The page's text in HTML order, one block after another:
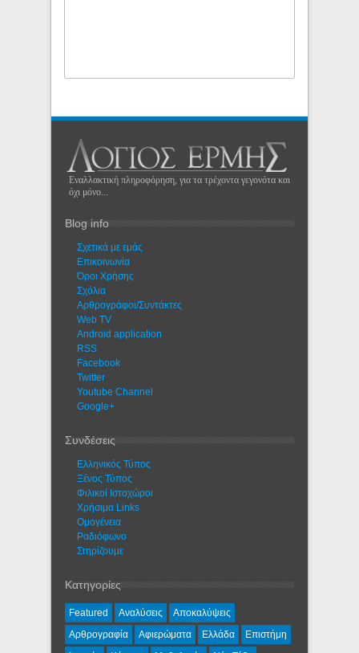
Εναλλακτική πληροφόρηση, για τα τρέχοντα γεγονότα και
όχι μόνο...
Blog info
Σχετικά με εμάς
Eπικοινωνία
Όροι Χρήσης
Σχόλια
Αρθρογράφοι/Συντάκτες
Web TV
Android application
RSS
Facebook
Twitter
Youtube Channel
Google+
Συνδέσεις
Ελληνικός Τύπος
Ξένος Τύπος
Φιλικοί Ιστοχώροι
Χρήσιμα Links
Ομογένεια
Ραδιόφωνο
Στηρίζουμε
Κατηγορίες
Featured Αναλύσεις
Αποκαλύψεις
Αρθρογραφία
Αφιερώματα Ελλάδα
Επιστήμη